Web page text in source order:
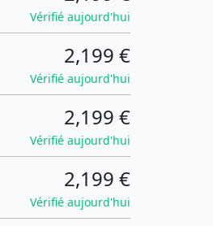
Vérifié aujourd'hui
2,199 €
Vérifié aujourd'hui
2,199 €
Vérifié aujourd'hui
2,199 €
Vérifié aujourd'hui